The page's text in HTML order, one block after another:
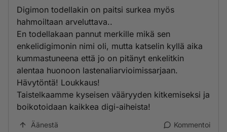
Digimon todellakin on paitsi surkea myös
hahmoiltaan arveluttava..
En todellakaan pannut merkille mikä sen
enkelidigimonin nimi oli, mutta katselin kyllä aika
kummastuneena että jo on pitänyt enkelitkin
alentaa huonoon lastenaliarvioimissarjaan.
Hävytöntä! Loukkaus!
Taistelkaamme kyseisen vääryyden kitkemiseksi ja
boikotoidaan kaikkea digi-aiheista!
Äänestä Kommentoi